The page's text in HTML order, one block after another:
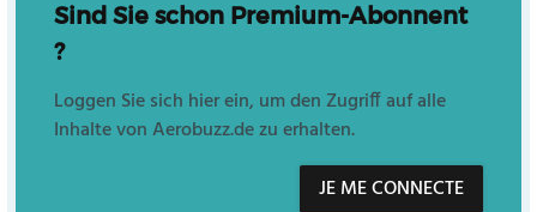
Sind Sie schon Premium-Abonnent
?
Loggen Sie sich hier ein, um den Zugriff auf alle
Inhalte von Aerobuzz.de zu erhalten.
JE ME CONNECTE